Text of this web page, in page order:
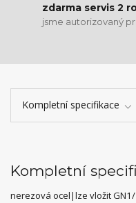
zdarma servis 2
jsme autorizovaný
Kompletní specifikace
Kompletní
nerezová ocel|lze vložit